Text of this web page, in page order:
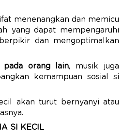
menenangkan dan memicu
yang dapat mempengaruhi
dan mengoptimalkan
pada orang lain, musik juga
kemampuan sosial si
akan turut bernyanyi atau
SI KECIL